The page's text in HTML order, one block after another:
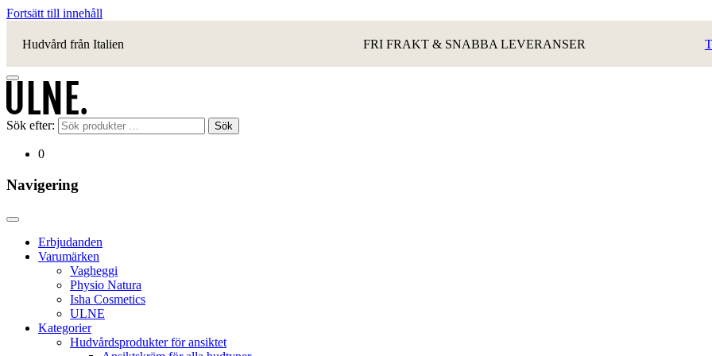
Fortsätt till innehåll
Hudvård från Italien FRI FRAKT & SNABBA LEVERANSER
Sök efter: Sök
0
Navigering
Erbjudanden
Varumärken
Vagheggi
Physio Natura
Isha Cosmetics
ULNE
Kategorier
Hudvårdsprodukter för ansiktet